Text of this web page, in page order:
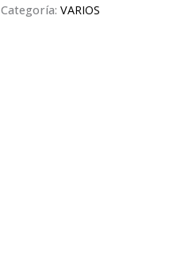
Categoría:VARIOS